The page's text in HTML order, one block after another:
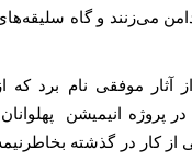
می‌زنند و گاه سلیقه‌های
موفقی نام برد که از
پروژه انیمیشن پهلوانان
کار در گذشته بخاطرنیمه